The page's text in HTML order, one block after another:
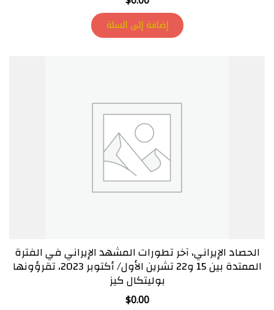
إضافة إلى السلة
الحصاد الإيراني، آخر تطورات المشهد الإيراني في الفترة
الممتدة بين 15 و22 تشرين الأول/ أكتوبر 2023، تقرؤونها
بوليتكال كيز
$0.00